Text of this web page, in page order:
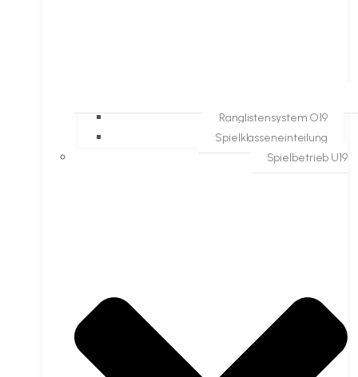
Ranglistensystem O19
Spielklasseneinteilung
Spielbetrieb U19